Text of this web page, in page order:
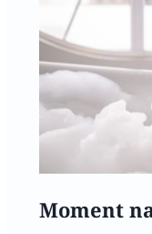
Moment